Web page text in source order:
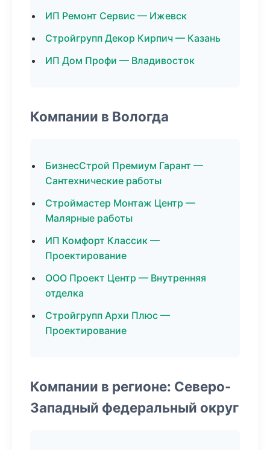
ИП Ремонт Сервис — Ижевск
Стройгрупп Декор Кирпич — Казань
ИП Дом Профи — Владивосток
Компании в Вологда
БизнесСтрой Премиум Гарант —
Сантехнические работы
Строймастер Монтаж Центр —
Малярные работы
ИП Комфорт Классик —
Проектирование
ООО Проект Центр — Внутренняя
отделка
Стройгрупп Архи Плюс —
Проектирование
Компании в регионе: Северо-
Западный федеральный округ